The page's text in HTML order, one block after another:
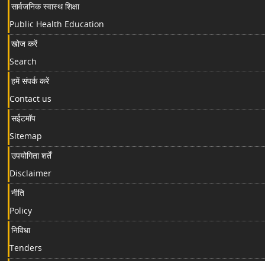
सार्वजनिक स्वास्थ शिक्षा
Public Health Education
खोज करें
Search
हमें संपर्क करें
Contact us
सईटमॉप
Sitemap
उपयोगिता शर्तें
Disclaimer
नीति
Policy
निविधा
Tenders